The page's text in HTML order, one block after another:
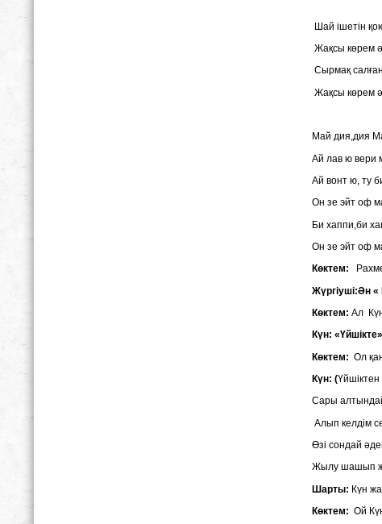
Шай ішетін
Жақсы көрем
Сырмақ
Жақсы көрем
Май дия,дия
Ай лав ю вери
Ай вонт ю, ту
Он зе эйт оф
Би хаппи,би
Он зе эйт оф
Көктем:
Жүргіуші:Ән «
Көктем: Ал
Күн: «Үйшікте»
Көктем: Ол
Күн: (
Сары
Алып келдім
Өзі сондай
Жылу шашып
Шарты: Күн
Көктем: Ой